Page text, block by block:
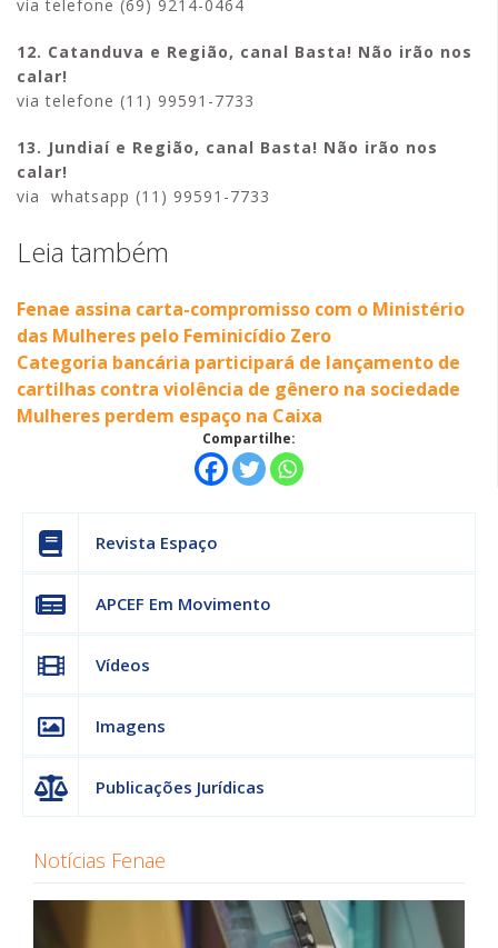
via telefone (69) 9214-0464
12. Catanduva e Região, canal Basta! Não irão nos
calar!
via telefone (11) 99591-7733
13. Jundiaí e Região, canal Basta! Não irão nos
calar!
via whatsapp (11) 99591-7733
Leia também
Fenae assina carta-compromisso com o Ministério
das Mulheres pelo Feminicídio Zero
Categoria bancária participará de lançamento de
cartilhas contra violência de gênero na sociedade
Mulheres perdem espaço na Caixa
Compartilhe:
Revista Espaço
APCEF Em Movimento
Vídeos
Imagens
Publicações Jurídicas
Notícias Fenae